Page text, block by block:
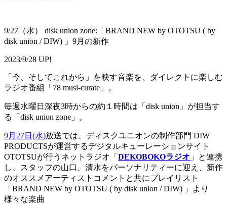
9/27（水） disk union zone:「BRAND NEW by OTOTSU ( by
disk union / DIW) 」9月の新作
2023/9/28 UP!
「今、そしてこれから」を映す音楽を、ダイレクトに楽しむ
ラジオ番組「78 musi-curate」。
毎週水曜日深夜3時からの約１時間は「disk union」が担当す
る「disk union zone」。
9月27日(水)放送では、ディスクユニオンの制作部門 DIW
PRODUCTSが運営するデジタルキューレーションサイト
OTOTSUが行うネットラジオ「 DEKOBOKOラジオ 」と連携
し、スタッフの山口、清水をパーソナリティーに迎え、新作
のオススメアーティストコメントと共にプレイリスト
「BRAND NEW by OTOTSU ( by disk union / DIW) 」より
様々な楽曲